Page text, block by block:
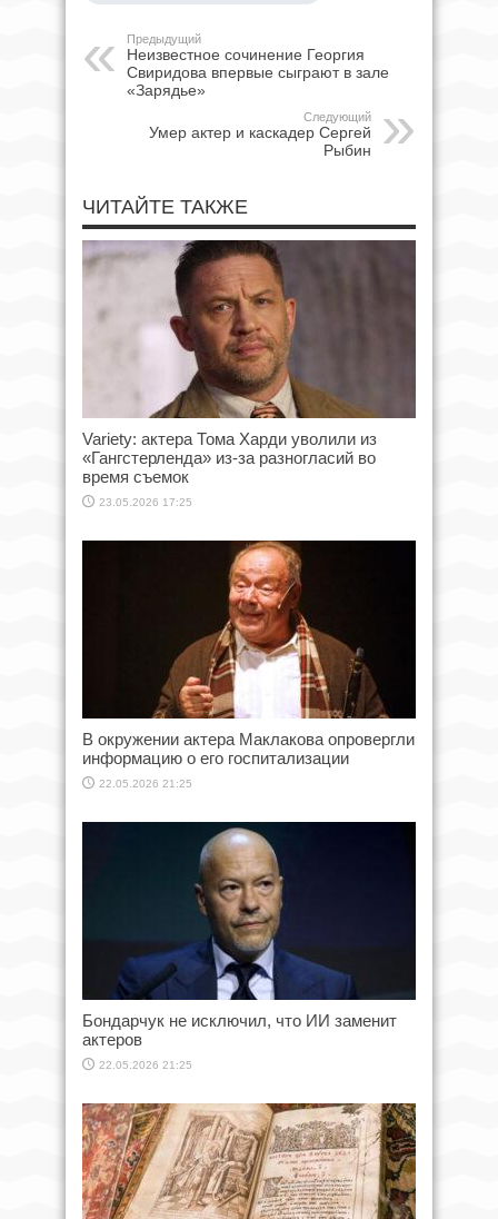
Предыдущий
Неизвестное сочинение Георгия
Свиридова впервые сыграют в зале
«Зарядье»
Следующий
Умер актер и каскадер Сергей
Рыбин
ЧИТАЙТЕ ТАКЖЕ
Variety: актера Тома Харди уволили из
«Гангстерленда» из-за разногласий во
время съемок
23.05.2026 17:25
В окружении актера Маклакова опровергли
информацию о его госпитализации
22.05.2026 21:25
Бондарчук не исключил, что ИИ заменит
актеров
22.05.2026 21:25